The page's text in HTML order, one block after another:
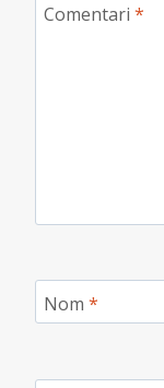
Comentari *
Nom *